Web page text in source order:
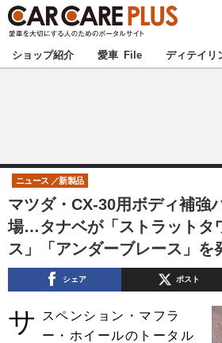
★カーケアプラス認定★ 厳選プロ
甲信越
東海
中国
九州
注目の記事
ショップ紹介 愛車 File ディテイリ
マツダ・CX-30用ボディ補強
場…タナベが「ストラットタ
ス」「アンダーブレース」を
ニュース 新製品
シェア ポスト
サ
スペンション・マフラ
ー・ホイールのトータル